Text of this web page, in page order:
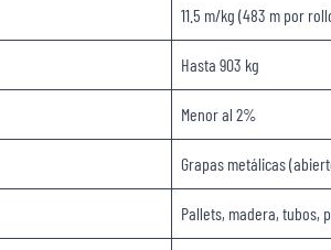
11.5 m/kg (483 m por
Hasta 903 kg
Menor al 2%
Grapas metálicas
Pallets, madera, tubos,